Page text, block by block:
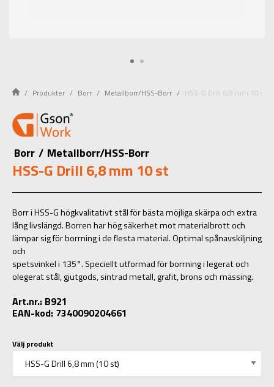
Produkter Borr Metallborr/HSS-Borr HSS-G Drill 6,8 mm 10 st
Borr / Metallborr/HSS-Borr
HSS-G Drill 6,8 mm 10 st
Borr i HSS-G högkvalitativt stål för bästa möjliga skärpa och extra
lång livslängd. Borren har hög säkerhet mot materialbrott och
lämpar sig för borrning i de flesta material. Optimal spånavskiljning
och
spetsvinkel i 135°. Speciellt utformad för borrning i legerat och
olegerat stål, gjutgods, sintrad metall, grafit, brons och mässing.
Art.nr.: B921
EAN-kod: 7340090204661
Välj produkt